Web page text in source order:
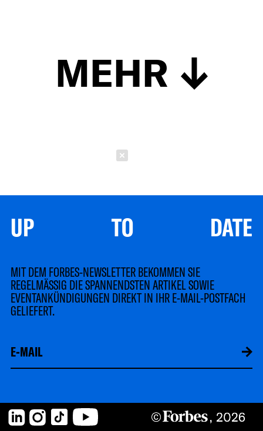
MEHR
UP TO DATE
MIT DEM FORBES-NEWSLETTER BEKOMMEN SIE
REGELMÄSSIG DIE SPANNENDSTEN ARTIKEL SOWIE
EVENTANKÜNDIGUNGEN DIREKT IN IHR E-MAIL-POSTFACH
GELIEFERT.
LinkedInInstagram
TikTok